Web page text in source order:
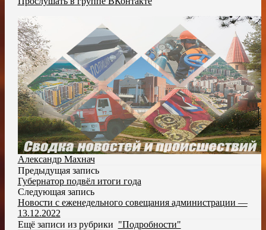
Александр Махнач
Предыдущая запись
Губернатор подвёл итоги года
Следующая запись
Новости с еженедельного совещания администрации —
13.12.2022
Ещё записи из рубрики "Подробности"